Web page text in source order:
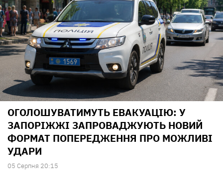
ОГОЛОШУВАТИМУТЬ ЕВАКУАЦІЮ: У
ЗАПОРІЖЖІ ЗАПРОВАДЖУЮТЬ НОВИЙ
ФОРМАТ ПОПЕРЕДЖЕННЯ ПРО МОЖЛИВІ
УДАРИ
05 Серпня 20:15